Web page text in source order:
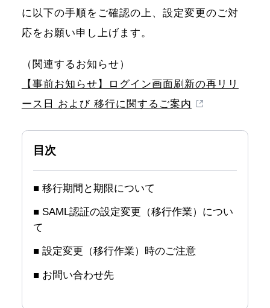
に以下の手順をご確認の上、設定変更のご対
応をお願い申し上げます。
（関連するお知らせ）
【事前お知らせ】ログイン画面刷新の再リリ
ース日 および 移行に関するご案内
目次
■ 移行期間と期限について
■ SAML認証の設定変更（移行作業）につい
て
■ 設定変更（移行作業）時のご注意
■ お問い合わせ先